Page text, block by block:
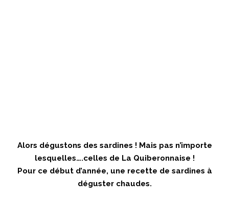
Alors dégustons des sardines ! Mais pas n’importe
lesquelles….celles de La Quiberonnaise !
Pour ce début d’année, une recette de sardines à
déguster chaudes.